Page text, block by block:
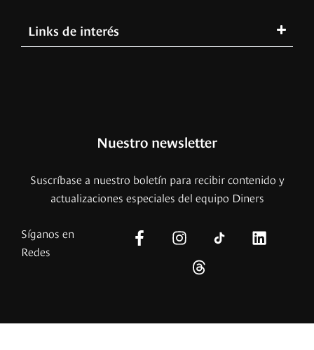
Links de interés
Nuestro newsletter
Suscríbase a nuestro boletín para recibir contenido y
actualizaciones especiales del equipo Diners
Síganos en
Redes